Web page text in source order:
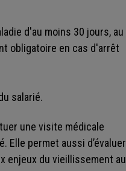
d'au moins 30 jours, au
obligatoire en cas d'arrêt
salarié.
une visite médicale
Elle permet aussi d’évaluer
enjeux du vieillissement au